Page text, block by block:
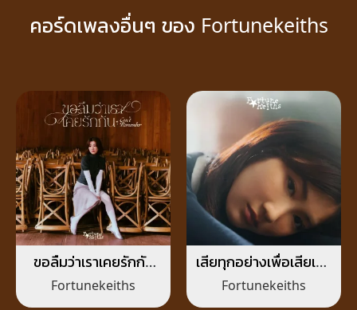
คอร์ดเพลงอื่นๆ ของ Fortunekeiths
ขอลืมว่าเราเคยรักกัน
(Can’t Remember)
Fortunekeiths
เสียทุกอย่างเพื่อเสียเธอ
ไป
Fortunekeiths